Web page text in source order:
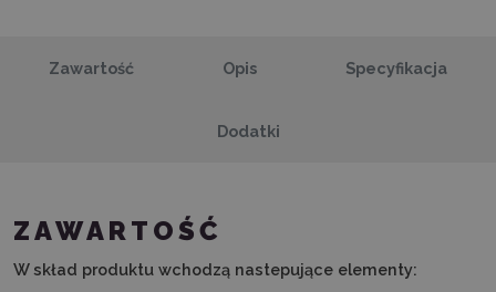
Zawartość Opis Specyfikacja
Dodatki
ZAWARTOŚĆ
W skład produktu wchodzą nastepujące elementy: